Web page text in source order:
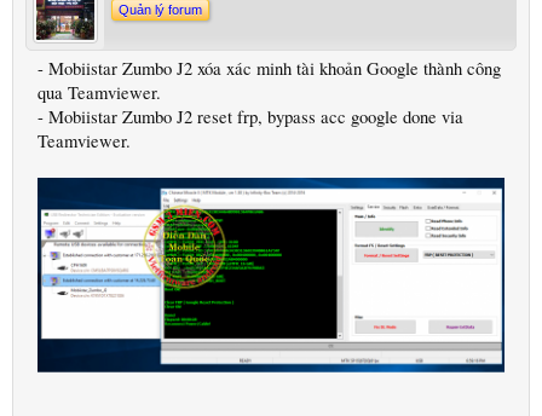
Quản lý forum
- Mobiistar Zumbo J2 xóa xác minh tài khoản Google thành công
qua Teamviewer.
- Mobiistar Zumbo J2 reset frp, bypass acc google done via
Teamviewer.